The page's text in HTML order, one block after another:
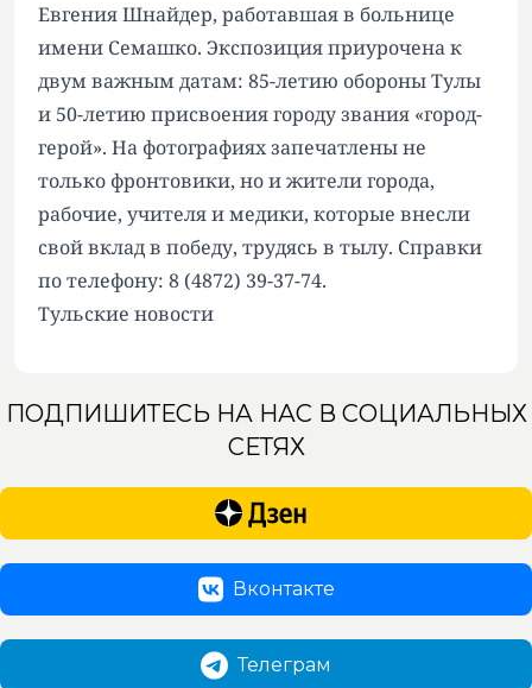
Евгения Шнайдер, работавшая в больнице
имени Семашко. Экспозиция приурочена к
двум важным датам: 85-летию обороны Тулы
и 50-летию присвоения городу звания «город-
герой». На фотографиях запечатлены не
только фронтовики, но и жители города,
рабочие, учителя и медики, которые внесли
свой вклад в победу, трудясь в тылу. Справки
по телефону: 8 (4872) 39-37-74.
Тульские новости
ПОДПИШИТЕСЬ НА НАС В СОЦИАЛЬНЫХ
СЕТЯХ
Вконтакте
Телеграм